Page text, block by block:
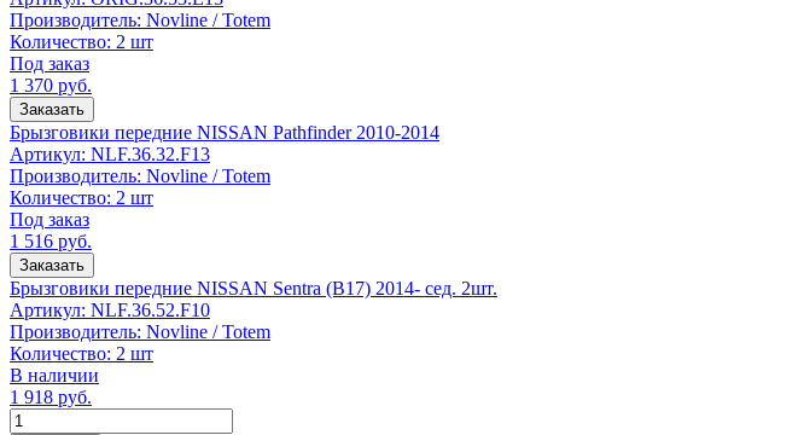
Производитель: Novline / Totem
Количество: 2 шт
Под заказ
1 370 руб.
Заказать
Брызговики передние NISSAN Pathfinder 2010-2014
Артикул: NLF.36.32.F13
Производитель: Novline / Totem
Количество: 2 шт
Под заказ
1 516 руб.
Заказать
Брызговики передние NISSAN Sentra (B17) 2014- сед. 2шт.
Артикул: NLF.36.52.F10
Производитель: Novline / Totem
Количество: 2 шт
В наличии
1 918 руб.
Количество